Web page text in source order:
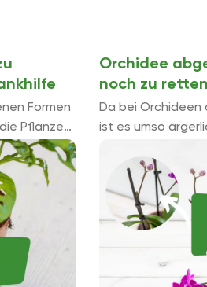
Formen
Pflanze
sie auch hin
zeigen,
Orchidee
noch zu
Da bei Orchideen
ist es umso
abbricht. Hält
Grenzen, ist es